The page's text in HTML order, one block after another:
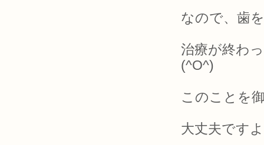
なので、歯
治療が終わ
(^O^)
このことを
大丈夫です